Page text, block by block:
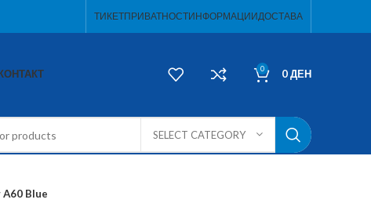
ТИКЕТПРИВАТНОСТИНФОРМАЦИИДОСТАВА
0 0ДЕН
SELECT CATEGORY
A60 Blue